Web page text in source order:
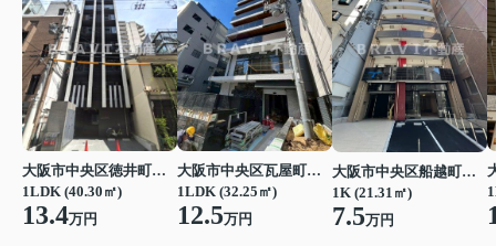
大阪市中央区徳井町２丁目
1LDK (40.30㎡)
13.4万円
大阪市中央区瓦屋町１丁目
1LDK (32.25㎡)
12.5万円
大阪市中央区船越町２丁目
1K (21.31㎡)
7.5万円